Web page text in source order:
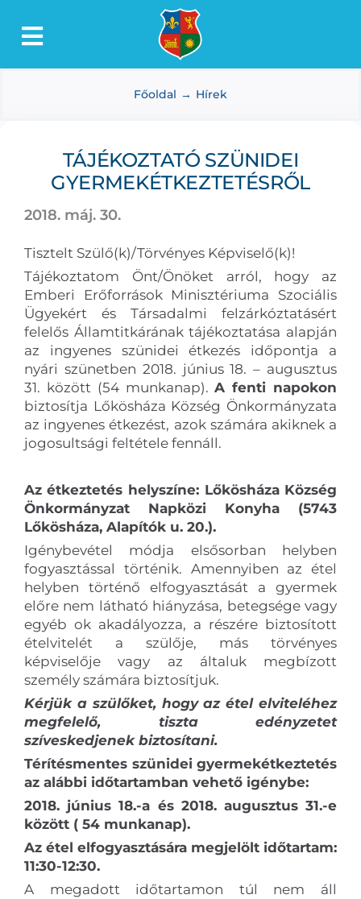
Toggle
Lőkösháza
Dokumentumtár
Főoldal Hírek
TÁJÉKOZTATÓ SZÜNIDEI
GYERMEKÉTKEZTETÉSRŐL
2018. máj. 30.
Tisztelt Szülő(k)/Törvényes Képviselő(k)!
Tájékoztatom Önt/Önöket arról, hogy az
Emberi Erőforrások Minisztériuma Szociális
Ügyekért és Társadalmi felzárkóztatásért
felelős Államtitkárának tájékoztatása alapján
az ingyenes szünidei étkezés időpontja a
nyári szünetben 2018. június 18. – augusztus
31. között (54 munkanap).A fenti napokon
biztosítja Lőkösháza Község Önkormányzata
az ingyenes étkezést, azok számára akiknek a
jogosultsági feltétele fennáll.
Az étkeztetés helyszíne: Lőkösháza Község
Önkormányzat Napközi Konyha (5743
Lőkösháza, Alapítók u. 20.).
Igénybevétel módja elsősorban helyben
fogyasztással történik. Amennyiben az étel
helyben történő elfogyasztását a gyermek
előre nem látható hiányzása, betegsége vagy
egyéb ok akadályozza, a részére biztosított
ételvitelét a szülője, más törvényes
képviselője vagy az általuk megbízott
személy számára biztosítjuk.
Kérjük a szülőket, hogy az étel elviteléhez
megfelelő, tiszta edényzetet
szíveskedjenek biztosítani.
Térítésmentes szünidei gyermekétkeztetés
az alábbi időtartamban vehető igénybe:
2018. június 18.-a és 2018. augusztus 31.-e
között ( 54 munkanap).
Az étel elfogyasztására megjelölt időtartam:
11:30-12:30.
A megadott időtartamon túl nem áll